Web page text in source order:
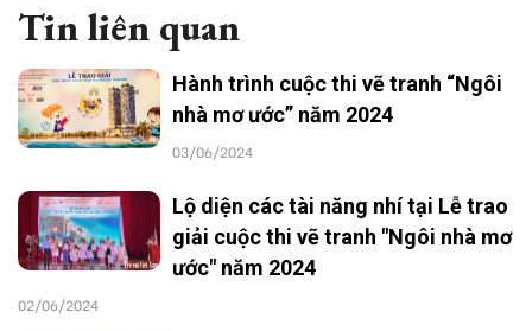
Tin liên quan
Hành trình cuộc thi vẽ tranh “Ngôi
nhà mơ ước” năm 2024
03/06/2024
Lộ diện các tài năng nhí tại Lễ trao
giải cuộc thi vẽ tranh "Ngôi nhà mơ
ước" năm 2024
02/06/2024